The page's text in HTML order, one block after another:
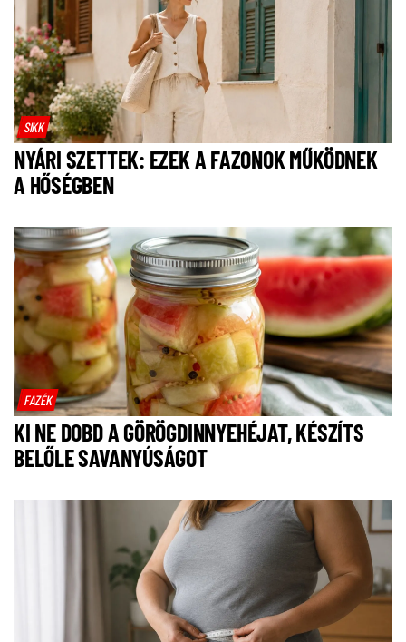
SIKK
NYÁRI SZETTEK: EZEK A FAZONOK MŰKÖDNEK
A HŐSÉGBEN
FAZÉK
KI NE DOBD A GÖRÖGDINNYEHÉJAT, KÉSZÍTS
BELŐLE SAVANYÚSÁGOT